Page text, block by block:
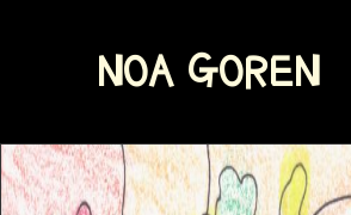
NOA GOREN